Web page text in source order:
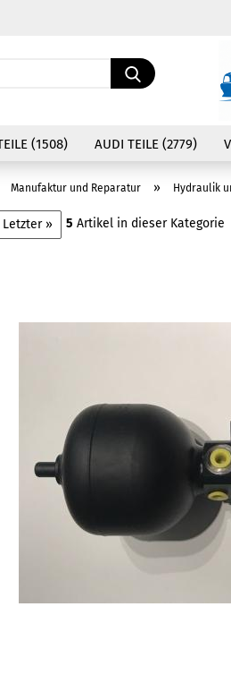
Suche...
(1508) AUDI TEILE (2779)
Manufaktur und Reparatur » Hydraulik
Letzter » 5 Artikel in dieser Kategorie